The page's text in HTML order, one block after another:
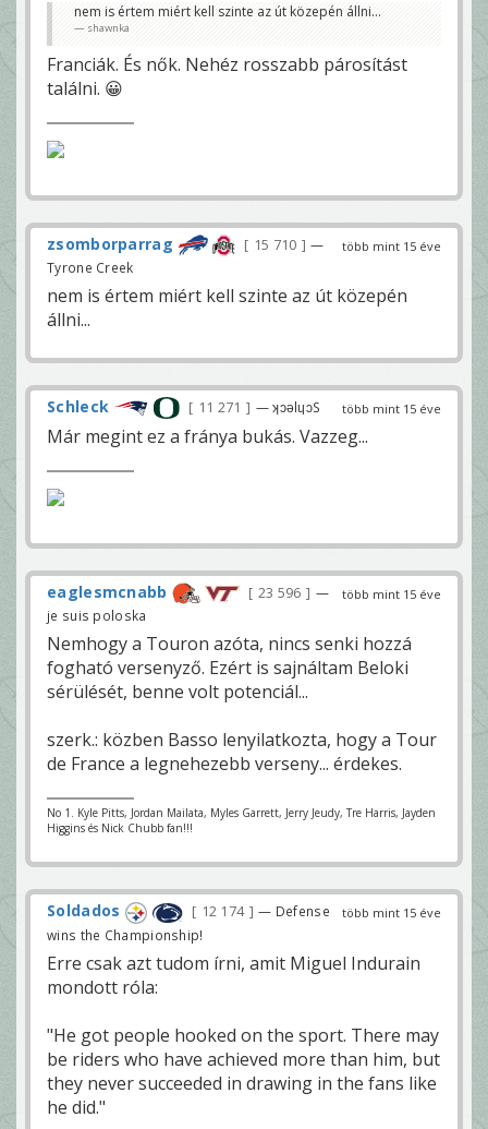
nem is értem miért kell szinte az út közepén állni...
shawnka
Franciák. És nők. Nehéz rosszabb párosítást
találni. 😀
több mint 15 éve
zsomborparrag 15 710
—
Tyrone Creek
nem is értem miért kell szinte az út közepén
állni...
több mint 15 éve
Schleck 11 271 — ʞɔǝlɥɔS
Már megint ez a fránya bukás. Vazzeg...
több mint 15 éve
eaglesmcnabb 23 596
—
je suis poloska
Nemhogy a Touron azóta, nincs senki hozzá
fogható versenyző. Ezért is sajnáltam Beloki
sérülését, benne volt potenciál...
szerk.: közben Basso lenyilatkozta, hogy a Tour
de France a legnehezebb verseny... érdekes.
No 1. Kyle Pitts, Jordan Mailata, Myles Garrett, Jerry Jeudy, Tre Harris, Jayden
Higgins és Nick Chubb fan!!!
több mint 15 éve
Soldados 12 174
— Defense
wins the Championship!
Erre csak azt tudom írni, amit Miguel Indurain
mondott róla:
"He got people hooked on the sport. There may
be riders who have achieved more than him, but
they never succeeded in drawing in the fans like
he did."